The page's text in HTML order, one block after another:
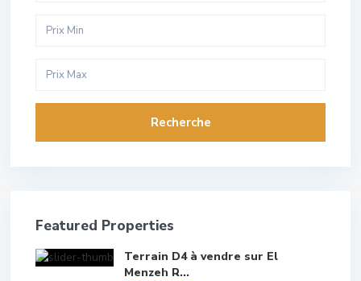
Recherche
Featured Properties
Terrain D4 à vendre sur El
Menzeh R...